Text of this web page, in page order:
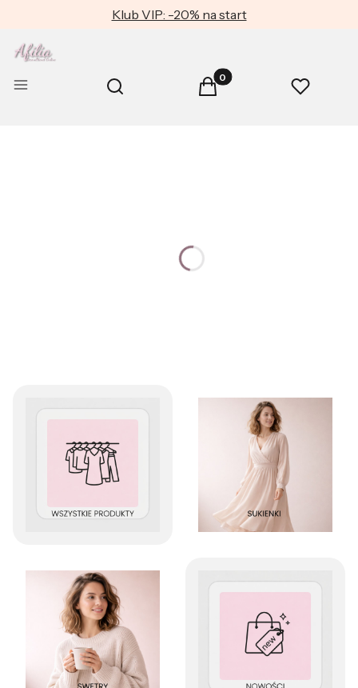
Klub VIP: -20% na start
Menu Otwórz wyszukiwarkę
Szukaj Produkty w koszyku: 0.
Koszyk Ulubione